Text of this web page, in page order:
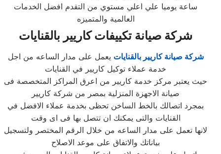
ساعة يوميا علي اعلي مستوي من التقدم افضل الخدمات
العالمية والمتميزه
شركة صيانة تكييفات كاريير بالقنايات
شركة صيانة كاريير بالقنايات يعمل على مدار الساعه من اجل
خدمة عملاء توكيل كاريير في القنايات
حيث يعتبر مركز خدمة كاريير من اعرق المراكز المتخصصة فى
صيانة الاجهزة المنزلية بمصر من شركة كاريير
بمجرد اتصالك بالخط الساخن تحظى بخدمة عملاء الافضل في
القنايات والتى يمكنك ان تتصل بها فى اى وقت
لانها تعمل على مدار الساعه من خلال الرقم المختصر ولتسجيل
بياناتك والاتفاق على موعد الاصلاح